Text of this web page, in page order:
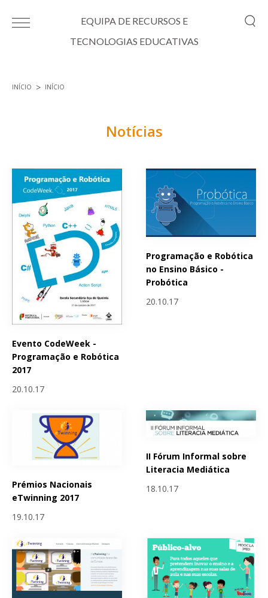
EQUIPA DE RECURSOS E
TECNOLOGIAS EDUCATIVAS
INÍCIO INÍCIO
Notícias
Evento CodeWeek -
Programação e Robótica
2017
20.10.17
Programação e Robótica
no Ensino Básico -
Probótica
20.10.17
Prémios Nacionais
eTwinning 2017
19.10.17
II Fórum Informal sobre
Literacia Mediática
18.10.17
Páginas